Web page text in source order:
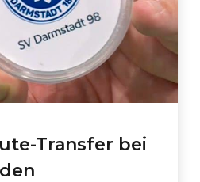
Transfer bei